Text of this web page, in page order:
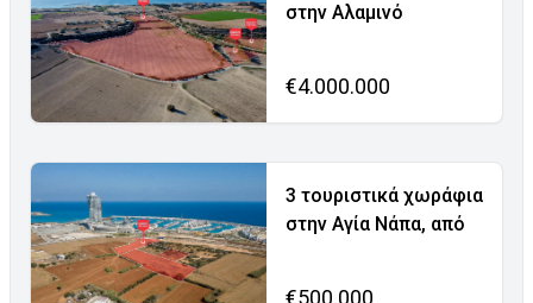
στην Αλαμινό
€4.000.000
3 τουριστικά χωράφια
στην Αγία Νάπα, από
€500.000